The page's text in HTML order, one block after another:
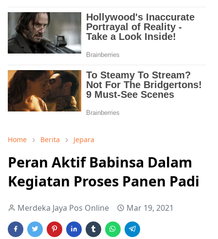
Home Berita Jepara
Peran Aktif Babinsa Dalam
Kegiatan Proses Panen Padi
Merdeka Jaya Pos Online Mar 19, 2021